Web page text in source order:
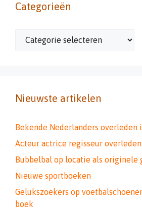
Categorieën
Categorieën
Nieuwste artikelen
Bekende Nederlanders overleden
Acteur actrice regisseur overleden
Bubbelbal op locatie als originele
Nieuwe sportboeken
Gelukszoekers op
boek